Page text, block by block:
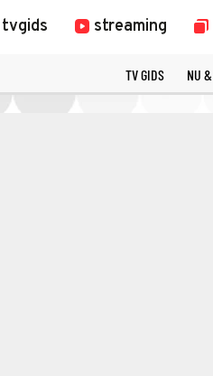
tvgids streaming
TV GIDS NU